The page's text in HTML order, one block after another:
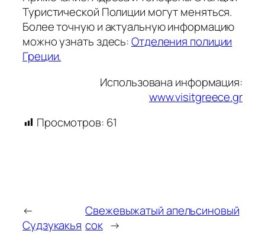
Туристической Полиции могут меняться.
Более точную и актуальную информацию
можно узнать здесь:Отделения полиции
Греции.
Использована информация:
www.visitgreece.gr
Просмотров: 61
←
Судзукакья
Свежевыжатый апельсиновый
сок →